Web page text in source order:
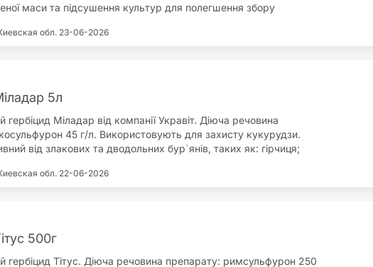
маси та підсушення культур для полегшення збору
підвищує якість врожаю; знищує зелену масу; немає
обл. 23-06-2026
5л
гербіцид Міладар від компанії Укравіт. Діюча речовина
45 г/л. Використовують для захисту кукурудзи.
від злакових та дводольних бур`янів, таких як: гірчиця;
Головні переваги препарату: широке вікно застосування
обл. 22-06-2026
500г
гербіцид Тітус. Діюча речовина препарату: римсульфурон 250